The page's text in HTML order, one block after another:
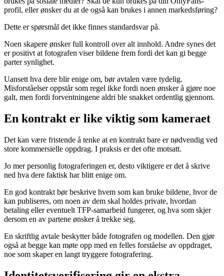
profil, eller ønsker du at de også kan brukes i annen markedsføring?
Dette er spørsmål det ikke finnes standardsvar på.
Noen skapere ønsker full kontroll over alt innhold. Andre synes det
er positivt at fotografen viser bildene frem fordi det kan gi begge
parter synlighet.
Uansett hva dere blir enige om, bør avtalen være tydelig.
Misforståelser oppstår som regel ikke fordi noen ønsker å gjøre noe
galt, men fordi forventningene aldri ble snakket ordentlig gjennom.
En kontrakt er like viktig som kameraet
Det kan være fristende å tenke at en kontrakt bare er nødvendig ved
store kommersielle oppdrag. I praksis er det ofte motsatt.
Jo mer personlig fotograferingen er, desto viktigere er det å skrive
ned hva dere faktisk har blitt enige om.
En god kontrakt bør beskrive hvem som kan bruke bildene, hvor de
kan publiseres, om noen av dem skal holdes private, hvordan
betaling eller eventuelt TFP-samarbeid fungerer, og hva som skjer
dersom en av partene ønsker å trekke seg.
En skriftlig avtale beskytter både fotografen og modellen. Den gjør
også at begge kan møte opp med en felles forståelse av oppdraget,
noe som skaper en langt tryggere fotografering.